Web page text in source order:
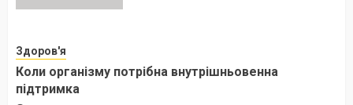
Здоров'я
Коли організму потрібна внутрішньовенна
підтримка